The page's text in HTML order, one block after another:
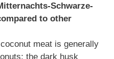
Schwarze-
to other
meat is generally
the dark husk